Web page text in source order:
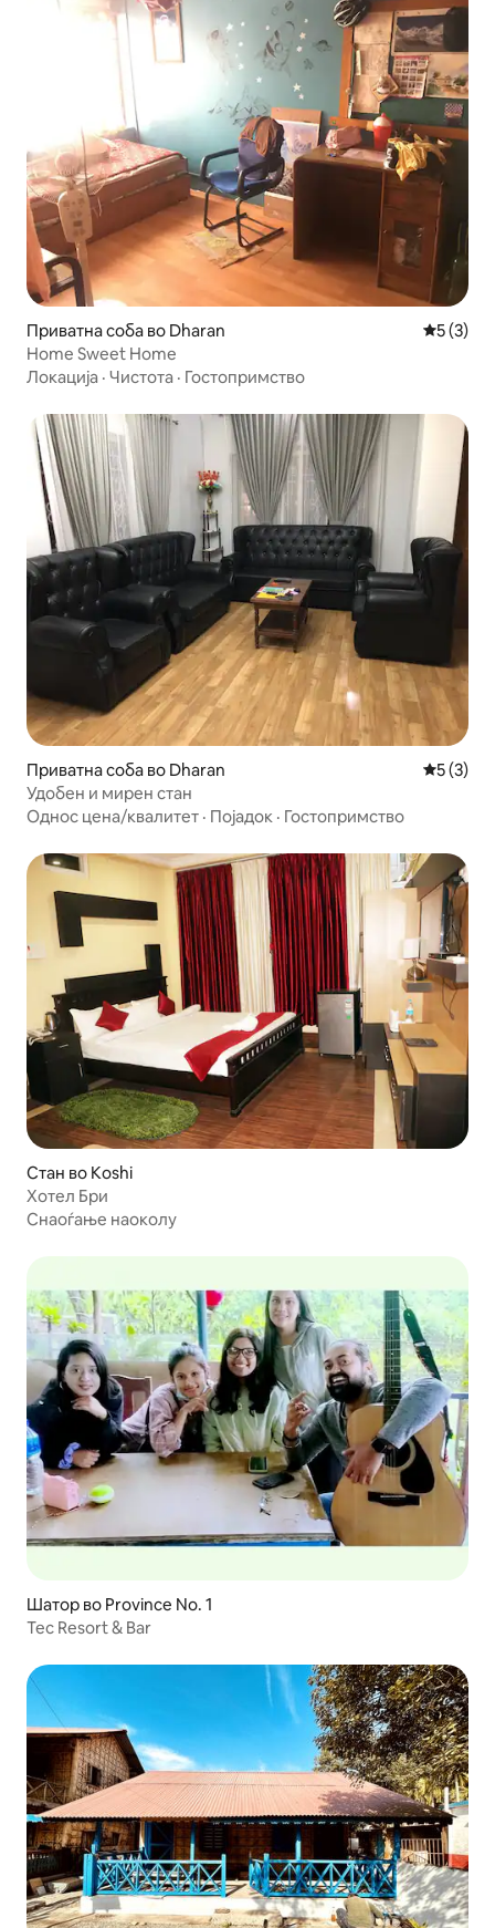
Приватна соба во Dharan
5 (3)
Home Sweet Home
Локација · Чистота · Гостопримство
Приватна соба во Dharan
5 (3)
Удобен и мирен стан
Однос цена/квалитет · Појадок · Гостопримство
Стан во Koshi
Хотел Бри
Снаоѓање наоколу
Шатор во Province No. 1
Tec Resort & Bar